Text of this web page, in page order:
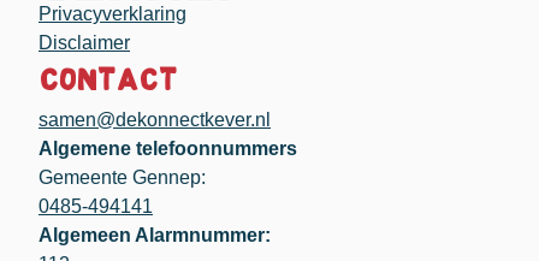
Privacyverklaring
Disclaimer
Contact
samen@dekonnectkever.nl
Algemene telefoonnummers
Gemeente Gennep:
0485-494141
Algemeen Alarmnummer: